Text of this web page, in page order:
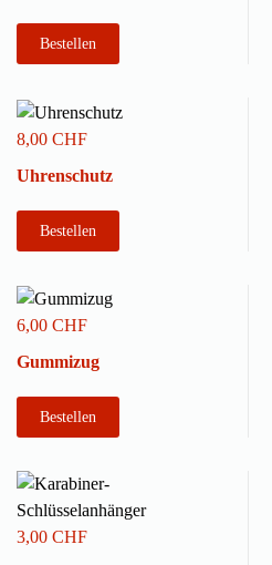
Bestellen
8,00 CHF
Uhrenschutz
Bestellen
6,00 CHF
Gummizug
Bestellen
3,00 CHF